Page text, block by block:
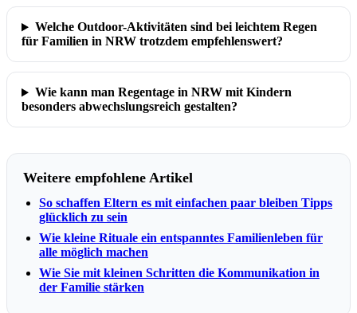
Welche Outdoor-Aktivitäten sind bei leichtem Regen
für Familien in NRW trotzdem empfehlenswert?
Wie kann man Regentage in NRW mit Kindern
besonders abwechslungsreich gestalten?
Weitere empfohlene Artikel
So schaffen Eltern es mit einfachen paar bleiben Tipps
glücklich zu sein
Wie kleine Rituale ein entspanntes Familienleben für
alle möglich machen
Wie Sie mit kleinen Schritten die Kommunikation in
der Familie stärken